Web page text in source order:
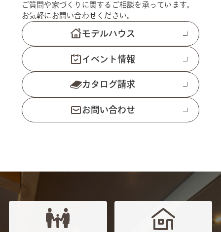
ご質問や家づくりに関するご相談を承っています。
お気軽にお問い合わせください。
モデルハウス
イベント情報
カタログ請求
お問い合わせ